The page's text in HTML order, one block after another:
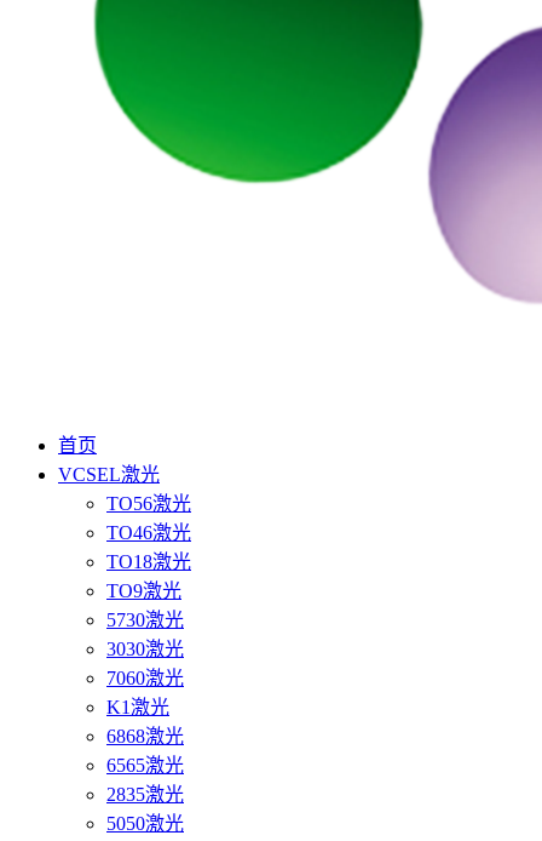
首页
VCSEL激光
TO56激光
TO46激光
TO18激光
TO9激光
5730激光
3030激光
7060激光
K1激光
6868激光
6565激光
2835激光
5050激光